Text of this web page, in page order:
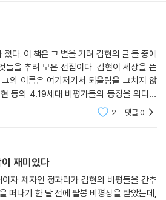
다. 이 책은 그 별을 기려 김현의 글 들 중에
들을 추려 모은 선집이다. 김현이 세상을 뜬
의 이름은 여기저기서 되울림을 그치지 않
등의 4.19세대 비평가들의 등장을 외디푸
이 많지만 권성우 선생 자체도 김현의 업적
2 댓글0
재미있다
자 제자인 정과리가 김현의 비평들을 간추
떠나기 한 달 전에 팔봉 비평상을 받았는데,